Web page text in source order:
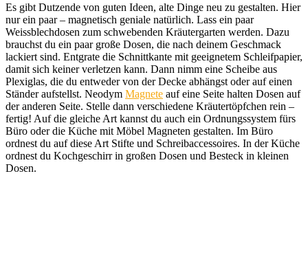
Es gibt Dutzende von guten Ideen, alte Dinge neu zu gestalten. Hier
nur ein paar – magnetisch geniale natürlich. Lass ein paar
Weissblechdosen zum schwebenden Kräutergarten werden. Dazu
brauchst du ein paar große Dosen, die nach deinem Geschmack
lackiert sind. Entgrate die Schnittkante mit geeignetem Schleifpapier,
damit sich keiner verletzen kann. Dann nimm eine Scheibe aus
Plexiglas, die du entweder von der Decke abhängst oder auf einen
Ständer aufstellst. Neodym Magnete auf eine Seite halten Dosen auf
der anderen Seite. Stelle dann verschiedene Kräutertöpfchen rein –
fertig! Auf die gleiche Art kannst du auch ein Ordnungssystem fürs
Büro oder die Küche mit Möbel Magneten gestalten. Im Büro
ordnest du auf diese Art Stifte und Schreibaccessoires. In der Küche
ordnest du Kochgeschirr in großen Dosen und Besteck in kleinen
Dosen.